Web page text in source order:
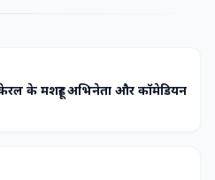
के मशहूर अभिनेता और कॉमेडियन